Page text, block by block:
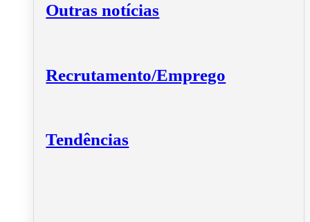
Outras notícias
Recrutamento/Emprego
Tendências